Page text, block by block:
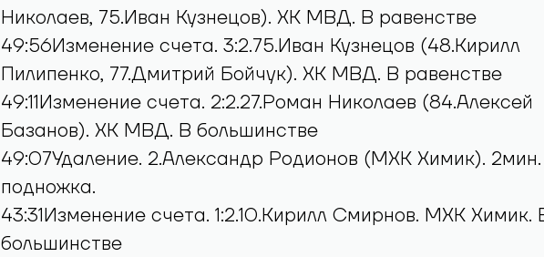
Николаев, 75.Иван Кузнецов). ХК МВД. В равенстве
49:56Изменение счета. 3:2.75.Иван Кузнецов (48.Кирилл
Пилипенко, 77.Дмитрий Бойчук). ХК МВД. В равенстве
49:11Изменение счета. 2:2.27.Роман Николаев (84.Алексей
Базанов). ХК МВД. В большинстве
49:07Удаление. 2.Александр Родионов (МХК Химик). 2мин.
подножка.
43:31Изменение счета. 1:2.10.Кирилл Смирнов. МХК Химик.
большинстве